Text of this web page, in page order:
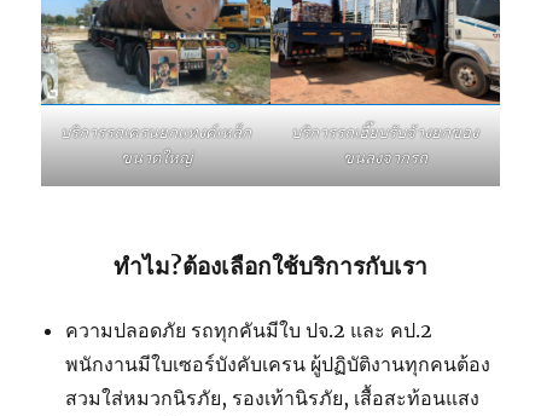
บริการรถเครนยกแทงค์เหล็ก
ขนาดใหญ่
บริการรถเฮี๊ยบรับจ้างยกของ
ขนลงจากรถ
ทำไม?ต้องเลือกใช้บริการกับเรา
ความปลอดภัย รถทุกคันมีใบ ปจ.2 และ คป.2
พนักงานมีใบเซอร์บังคับเครน ผู้ปฏิบัติงานทุกคนต้อง
สวมใส่หมวกนิรภัย, รองเท้านิรภัย, เสื้อสะท้อนแสง